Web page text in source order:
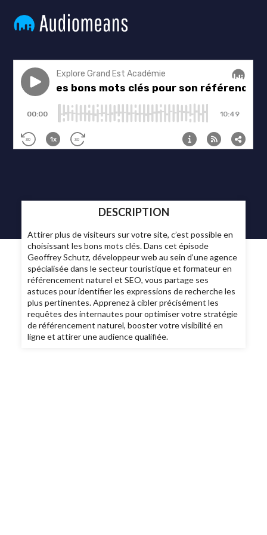
DESCRIPTION
Attirer plus de visiteurs sur votre site, c’est possible en
choisissant les bons mots clés. Dans cet épisode
Geoffrey Schutz, développeur web au sein d’une agence
spécialisée dans le secteur touristique et formateur en
référencement naturel et SEO, vous partage ses
astuces pour identifier les expressions de recherche les
plus pertinentes. Apprenez à cibler précisément les
requêtes des internautes pour optimiser votre stratégie
de référencement naturel, booster votre visibilité en
ligne et attirer une audience qualifiée.